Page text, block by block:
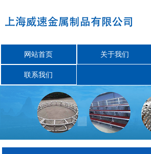
网站首页 关于我们
联系我们